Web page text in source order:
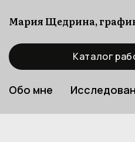
Мария Щедрина,
Каталог
Обо мне